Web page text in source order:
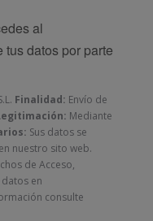
al
datos por parte
Finalidad: Envío de
Mediante
Sus datos se
nuestro sito web.
de Acceso,
en
consulte